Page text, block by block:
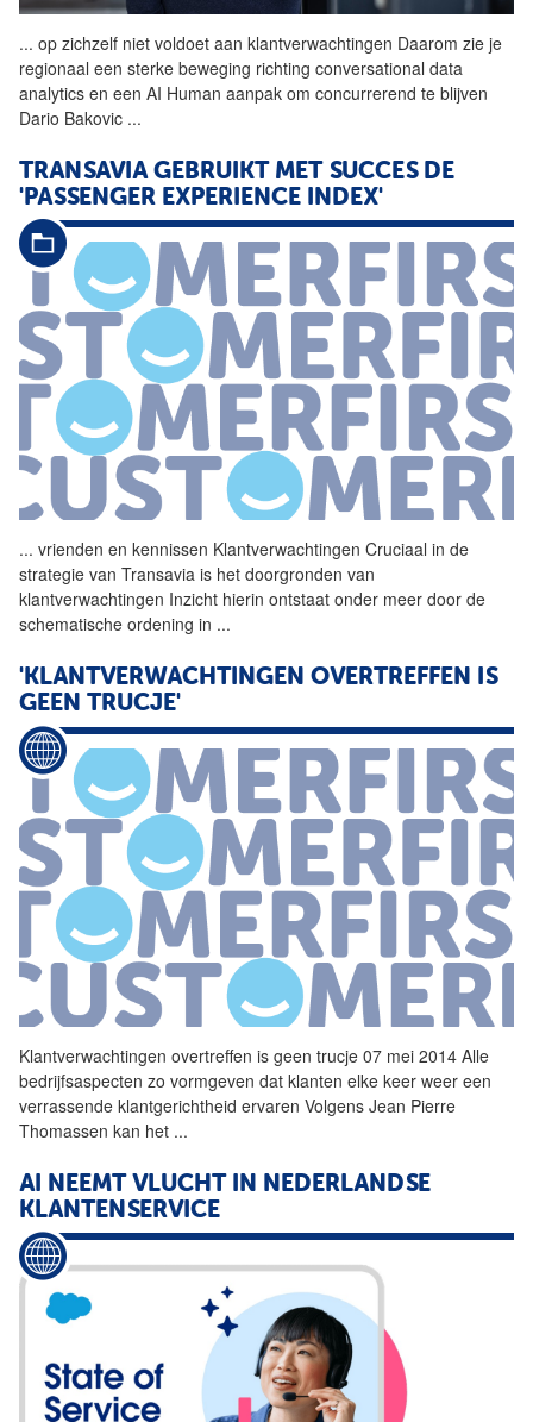
... op zichzelf niet voldoet aan klantverwachtingen Daarom zie je
regionaal een sterke beweging richting conversational data
analytics en een AI Human aanpak om concurrerend te blijven
Dario Bakovic ...
TRANSAVIA GEBRUIKT MET SUCCES DE
'PASSENGER EXPERIENCE INDEX'
... vrienden en kennissen Klantverwachtingen Cruciaal in de
strategie van Transavia is het doorgronden van
klantverwachtingen Inzicht hierin ontstaat onder meer door de
schematische ordening in ...
'KLANTVERWACHTINGEN OVERTREFFEN IS
GEEN TRUCJE'
Klantverwachtingen overtreffen is geen trucje 07 mei 2014 Alle
bedrijfsaspecten zo vormgeven dat klanten elke keer weer een
verrassende klantgerichtheid ervaren Volgens Jean Pierre
Thomassen kan het ...
AI NEEMT VLUCHT IN NEDERLANDSE
KLANTENSERVICE